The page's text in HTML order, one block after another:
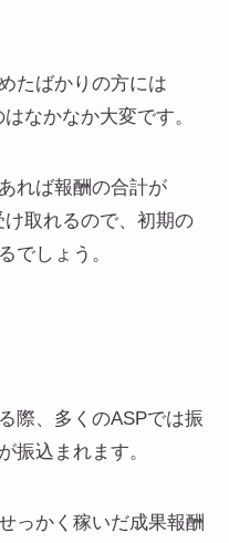
たばかりの方には
なかなか大変です。
れば報酬の合計が
取れるので、初期の
でしょう。
際、多くのASPでは振
振込まれます。
っかく稼いだ成果報酬